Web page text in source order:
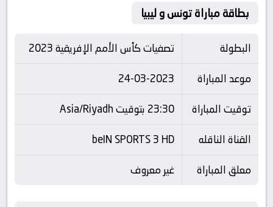
بطاقة مباراة تونس و ليبيا
البطولة
تصفيات كأس الأمم الإفريقية 2023
موعد المباراة
24-03-2023
توقيت المباراة
23:30 بتوقيت Asia/Riyadh
القناة الناقله
beIN SPORTS 3 HD
معلق المباراة
غير معروف